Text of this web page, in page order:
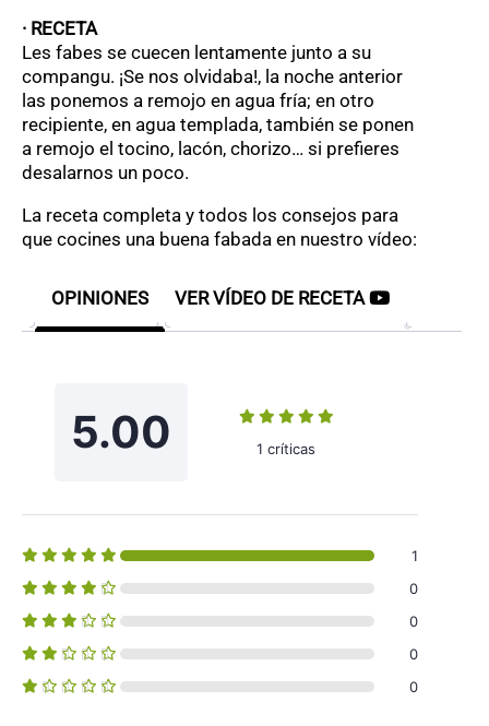
· RECETA
Les fabes se cuecen lentamente junto a su
compangu. ¡Se nos olvidaba!, la noche anterior
las ponemos a remojo en agua fría; en otro
recipiente, en agua templada, también se ponen
a remojo el tocino, lacón, chorizo… si prefieres
desalarnos un poco.
La receta completa y todos los consejos para
que cocines una buena fabada en nuestro vídeo:
OPINIONES VER VÍDEO DE RECETA
5.00 1 críticas
1
0
0
0
0